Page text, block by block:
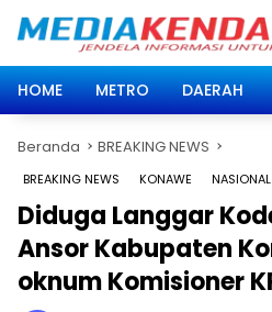
HOME
METRO DAERAH
Beranda BREAKING NEWS
BREAKING NEWS KONAWE NASIONAL
Diduga Langgar
Ansor Kabupaten
oknum Komisioner